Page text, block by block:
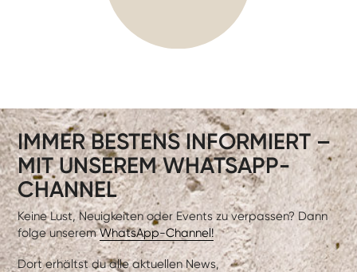
IMMER BESTENS INFORMIERT –
MIT UNSEREM WHATSAPP-
CHANNEL
Keine Lust, Neuigkeiten oder Events zu verpassen? Dann
folge unseremWhatsApp-Channel!
Dort erhältst du alle aktuellen News,